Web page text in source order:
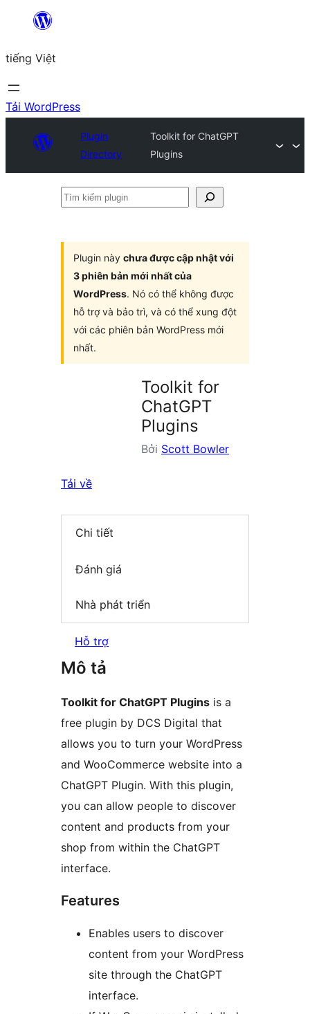
Chuyển
phần
nội
dung
tiếng Việt
Tải WordPress
Plugin
Directory
Toolkit for ChatGPT
Plugins
Tìm
Plugin này chưa được cập nhật với
3 phiên bản mới nhất của
WordPress. Nó có thể không được
hỗ trợ và bảo trì, và có thể xung đột
với các phiên bản WordPress mới
nhất.
Toolkit for
ChatGPT
Plugins
Bởi Scott Bowler
Tải về
Chi tiết
Đánh giá
Nhà phát triển
Hỗ trợ
Mô tả
Toolkit for ChatGPT Plugins is a
free plugin by DCS Digital that
allows you to turn your WordPress
and WooCommerce website into a
ChatGPT Plugin. With this plugin,
you can allow people to discover
content and products from your
shop from within the ChatGPT
interface.
Features
Enables users to discover
content from your WordPress
site through the ChatGPT
interface.